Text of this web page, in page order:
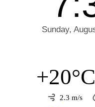
+20°C
2.3 m/s